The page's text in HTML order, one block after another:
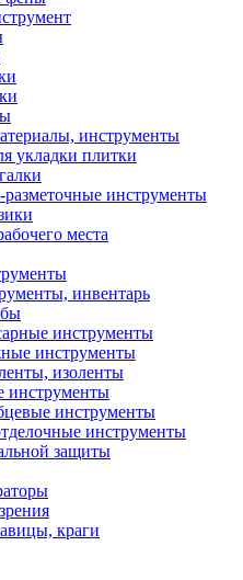
инструменты
укладки плитки
разметочные инструменты
места
инвентарь
инструменты
инструменты
изоленты
инструменты
инструменты
защиты
краги